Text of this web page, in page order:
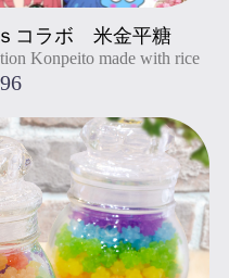
ｌｓコラボ 米金平糖
Konpeito made with rice
コラボ 米金平糖
Konpeito made with rice